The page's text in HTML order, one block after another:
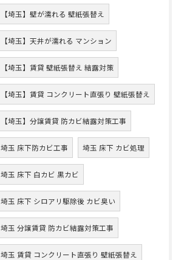
【埼玉】壁が濡れる 壁紙張替え
【埼玉】天井が濡れる マンション
【埼玉】賃貸 壁紙張替え 結露対策
【埼玉】賃貸 コンクリート直張り 壁紙張替え
【埼玉】分譲賃貸 防カビ結露対策工事
埼玉 床下防カビ工事 埼玉 床下 カビ処理
埼玉 床下 白カビ 黒カビ
埼玉 床下 シロアリ駆除後 カビ臭い
埼玉 分譲賃貸 防カビ結露対策工事
埼玉 賃貸 コンクリート直張り 壁紙張替え